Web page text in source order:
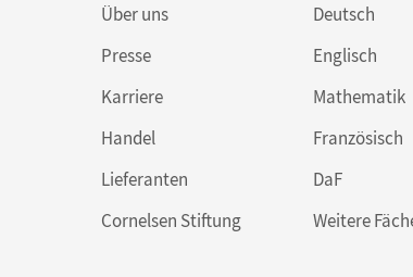
Über uns
Presse
Karriere
Handel
Lieferanten
Cornelsen Stiftung
Deutsch
Englisch
Mathematik
Französisch
DaF
Weitere